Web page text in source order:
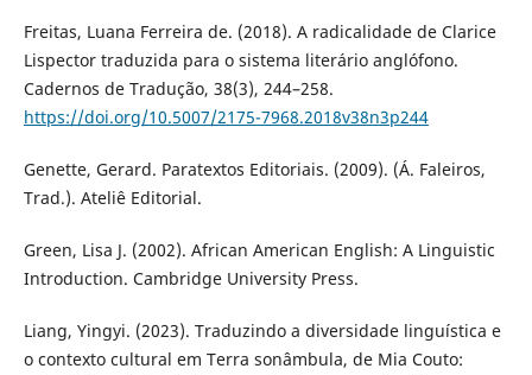
Freitas, Luana Ferreira de. (2018). A radicalidade de Clarice
Lispector traduzida para o sistema literário anglófono.
Cadernos de Tradução, 38(3), 244–258.
https://doi.org/10.5007/2175-7968.2018v38n3p244
Genette, Gerard. Paratextos Editoriais. (2009). (Á. Faleiros,
Trad.). Ateliê Editorial.
Green, Lisa J. (2002). African American English: A Linguistic
Introduction. Cambridge University Press.
Liang, Yingyi. (2023). Traduzindo a diversidade linguística e
o contexto cultural em Terra sonâmbula, de Mia Couto: